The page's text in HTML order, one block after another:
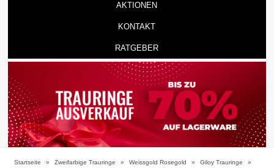
AKTIONEN
KONTAKT
RATGEBER
Startseite » Zweifarbige Trauringe » Weissgold Rosegold » Giloy Trauringe »